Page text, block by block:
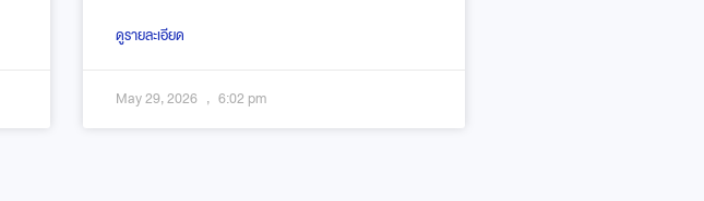
ดูรายละเอียด
May 29, 2026 6:02 pm